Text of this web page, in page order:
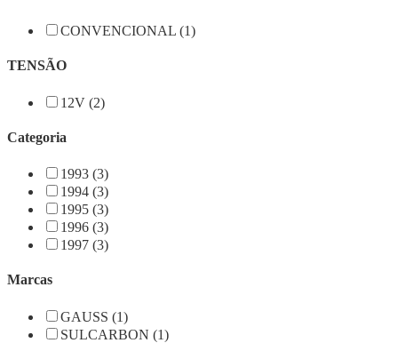
CONVENCIONAL (1)
TENSÃO
12V (2)
Categoria
1993 (3)
1994 (3)
1995 (3)
1996 (3)
1997 (3)
Marcas
GAUSS (1)
SULCARBON (1)